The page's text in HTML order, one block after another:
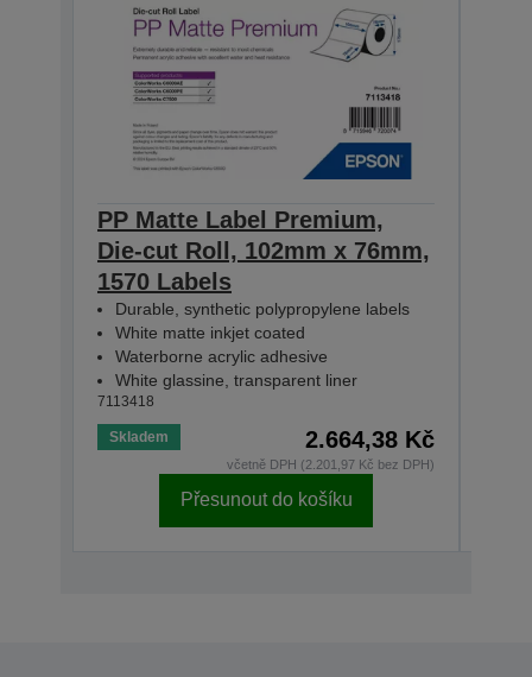
PP Matte Label Premium,
Die-cut Roll, 102mm x 76mm,
1570 Labels
Durable, synthetic polypropylene labels
White matte inkjet coated
Waterborne acrylic adhesive
White glassine, transparent liner
7113418
Skladem 2.664,38 Kč
včetně DPH (2.201,97 Kč bez DPH)
Přesunout do košíku